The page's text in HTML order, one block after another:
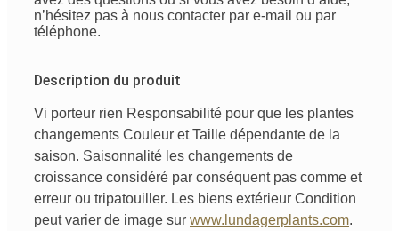
n’hésitez pas à nous contacter par e-mail ou par
téléphone.
Description du produit
Vi porteur rien Responsabilité pour que les plantes
changements Couleur et Taille dépendante de la
saison. Saisonnalité les changements de
croissance considéré par conséquent pas comme et
erreur ou tripatouiller. Les biens extérieur Condition
peut varier de image sur www.lundagerplants.com.